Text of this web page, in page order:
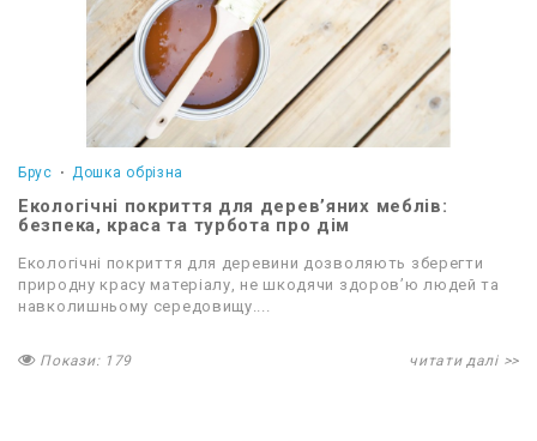
Брус Дошка обрізна
Екологічні покриття для дерев’яних меблів:
безпека, краса та турбота про дім
Екологічні покриття для деревини дозволяють зберегти
природну красу матеріалу, не шкодячи здоров’ю людей та
навколишньому середовищу....
Покази: 179 читати далі >>